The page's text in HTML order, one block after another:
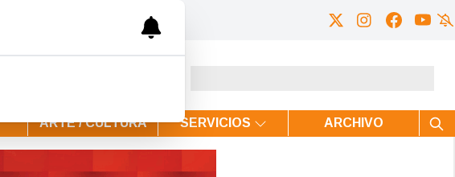
ARTE / CULTURA SERVICIOS ARCHIVO